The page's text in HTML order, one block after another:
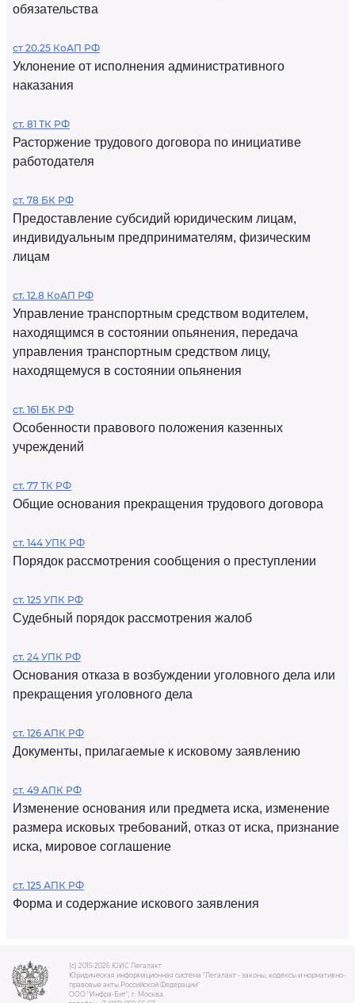
обязательства
ст 20.25 КоАП РФ
Уклонение от исполнения административного
наказания
ст. 81 ТК РФ
Расторжение трудового договора по инициативе
работодателя
ст. 78 БК РФ
Предоставление субсидий юридическим лицам,
индивидуальным предпринимателям, физическим
лицам
ст. 12.8 КоАП РФ
Управление транспортным средством водителем,
находящимся в состоянии опьянения, передача
управления транспортным средством лицу,
находящемуся в состоянии опьянения
ст. 161 БК РФ
Особенности правового положения казенных
учреждений
ст. 77 ТК РФ
Общие основания прекращения трудового договора
ст. 144 УПК РФ
Порядок рассмотрения сообщения о преступлении
ст. 125 УПК РФ
Судебный порядок рассмотрения жалоб
ст. 24 УПК РФ
Основания отказа в возбуждении уголовного дела или
прекращения уголовного дела
ст. 126 АПК РФ
Документы, прилагаемые к исковому заявлению
ст. 49 АПК РФ
Изменение основания или предмета иска, изменение
размера исковых требований, отказ от иска, признание
иска, мировое соглашение
ст. 125 АПК РФ
Форма и содержание искового заявления
(c) 2015-2026 ЮИС Легалакт
Юридическая информационная система "Легалакт - законы, кодексы и нормативно-
правовые акты Российской Федерации"
ООО "Инфра-Бит", г. Москва.